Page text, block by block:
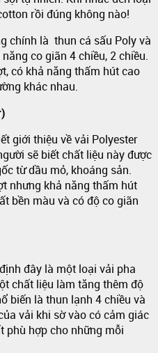
rồi đúng không nào!
chính là thun cá sấu Poly và
co giãn 4 chiều, 2 chiều.
có khả năng thấm hút cao
khác nhau.
giới thiệu về vải Polyester
sẽ biết chất liệu này được
từ dầu mỏ, khoáng sản.
nhưng khả năng thấm hút
bền màu và có độ co giãn
đây là một loại vải pha
chất liệu làm tăng thêm độ
biến là thun lạnh 4 chiều và
vải khi sờ vào có cảm giác
phù hợp cho những mỗi